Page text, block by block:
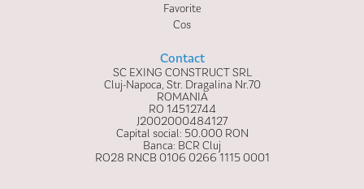
Favorite
Cos
Contact
SC EXING CONSTRUCT SRL
Cluj-Napoca, Str. Dragalina Nr.70
ROMANIA
RO 14512744
J2002000484127
Capital social: 50.000 RON
Banca: BCR Cluj
RO28 RNCB 0106 0266 1115 0001